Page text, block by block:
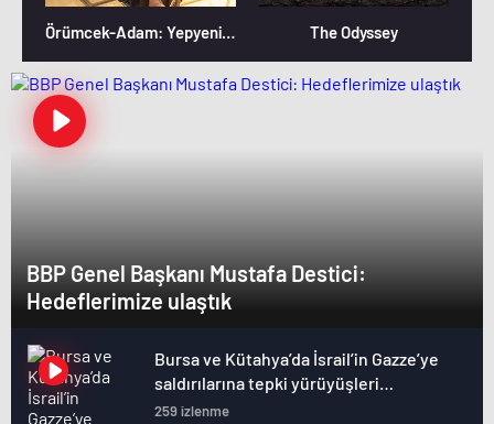
Örümcek-Adam: Yepyeni Bir Gün The Odyssey
BBP Genel Başkanı Mustafa Destici:
Hedeflerimize ulaştık
Bursa ve Kütahya’da İsrail’in Gazze’ye
saldırılarına tepki yürüyüşleri
düzenlendi
259 izlenme